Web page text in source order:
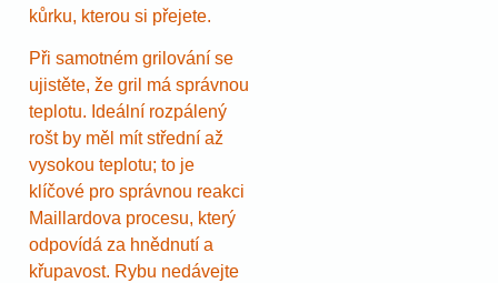
kůrku, kterou si přejete.
Při samotném grilování se
ujistěte, že gril má správnou
teplotu. Ideální rozpálený
rošt by měl mít střední až
vysokou teplotu; to je
klíčové pro správnou reakci
Maillardova procesu, který
odpovídá za hnědnutí a
křupavost. Rybu nedávejte